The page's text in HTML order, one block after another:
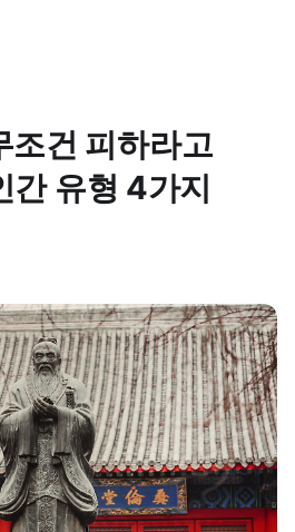
조건 피하라고
간 유형 4가지